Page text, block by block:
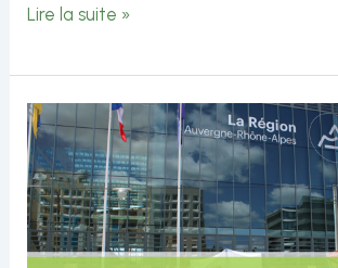
Commission
23
mai
2025
Lire la suite »